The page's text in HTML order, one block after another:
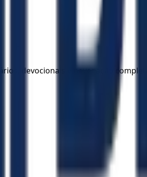
devocionais e navegação completa.